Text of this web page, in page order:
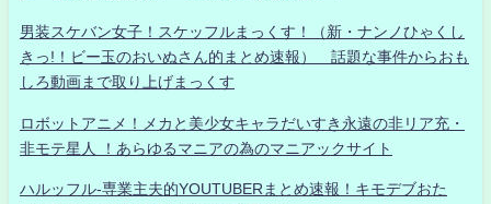
男装スケバン女子！スケッフルまっくす！（新・ナンノひゃくし
きっ!！ビー玉のおいぬさん的まとめ速報） 話題な事件からおも
しろ動画まで取り上げまっくす
ロボットアニメ！メカと美少女キャラだいすき永遠の非リア充・
非モテ星人 ！あらゆるマニアの為のマニアックサイト
ハルッフル-専業主夫的YOUTUBERまとめ速報！キモデブおた